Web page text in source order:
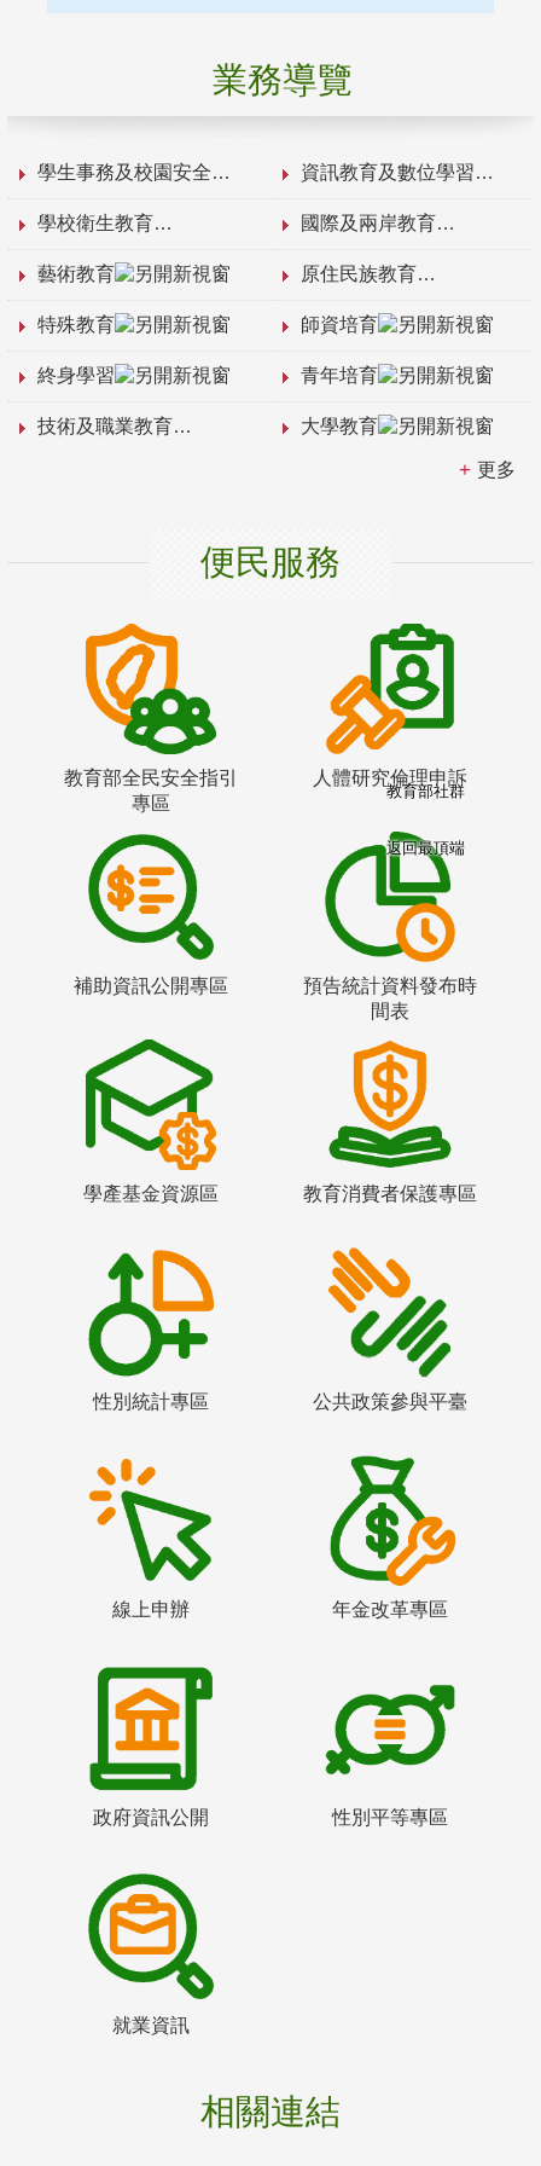
業務導覽
學生事務及校園安全 資訊教育及數位學習
學校衛生教育 國際及兩岸教育
藝術教育 原住民族教育
特殊教育 師資培育
終身學習 青年培育
技術及職業教育 大學教育
更多
便民服務
教育部全民安全指引
專區
人體研究倫理申訴
補助資訊公開專區
預告統計資料發布時
間表
學產基金資源區 教育消費者保護專區
性別統計專區 公共政策參與平臺
線上申辦 年金改革專區
政府資訊公開 性別平等專區
就業資訊
相關連結
教育部社群
返回最頂端